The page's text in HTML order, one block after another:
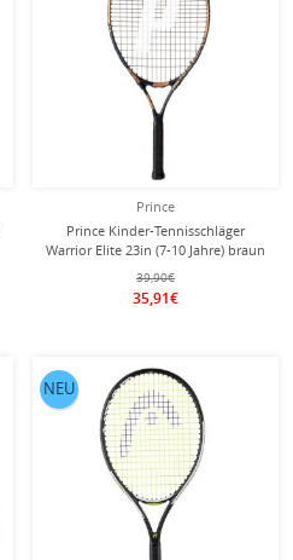
Prince
Prince Kinder-Tennisschläger
Warrior Elite 23in (7-10 Jahre) braun
- besaitet -
39,90€
35,91€
NEU